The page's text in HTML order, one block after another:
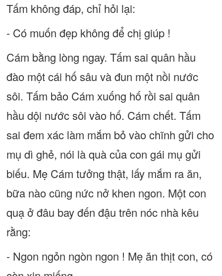
Tấm không đáp, chỉ hỏi lại:
- Có muốn đẹp không để chị giúp !
Cám bằng lòng ngay. Tấm sai quân hầu
đào một cái hố sâu và đun một nồi nước
sôi. Tấm bảo Cám xuống hố rồi sai quân
hầu dội nước sôi vào hố. Cám chết. Tấm
sai đem xác làm mắm bỏ vào chĩnh gửi cho
mụ dì ghẻ, nói là quà của con gái mụ gửi
biếu. Mẹ Cám tưởng thật, lấy mắm ra ăn,
bữa nào cũng nức nở khen ngon. Một con
quạ ở đâu bay đến đậu trên nóc nhà kêu
rằng:
- Ngon ngỏn ngòn ngon ! Mẹ ăn thịt con, có